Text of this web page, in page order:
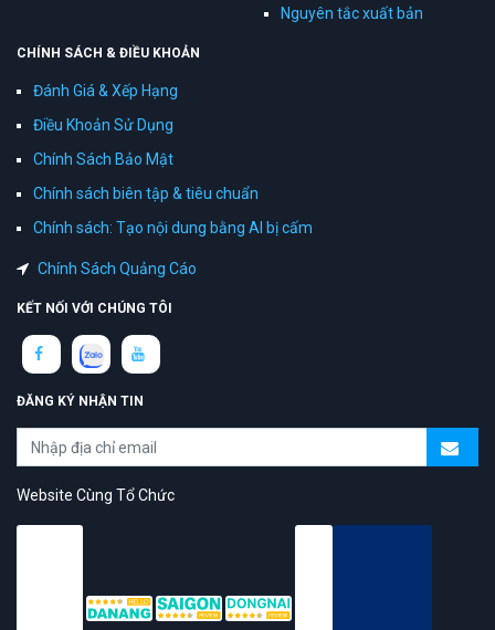
Nguyên tắc xuất bản
CHÍNH SÁCH & ĐIỀU KHOẢN
Đánh Giá & Xếp Hạng
Điều Khoản Sử Dụng
Chính Sách Bảo Mật
Chính sách biên tập & tiêu chuẩn
Chính sách: Tạo nội dung bằng AI bị cấm
Chính Sách Quảng Cáo
KẾT NỐI VỚI CHÚNG TÔI
ĐĂNG KÝ NHẬN TIN
Website Cùng Tổ Chức
topAZ Review vinh dự được người dùng bình chọn là nền tảng có
trải nghiệm tốt & chất lượng